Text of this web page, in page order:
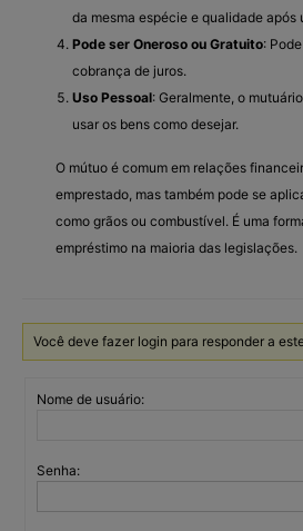
da mesma espécie e qualidade após
Pode ser Oneroso ou Gratuito:
cobrança de juros.
Uso Pessoal: Geralmente, o
usar os bens como desejar.
O mútuo é comum em relações
emprestado, mas também pode se
como grãos ou combustível. É uma
empréstimo na maioria das legislações.
Você deve fazer login para responder a
Nome de usuário:
Senha: